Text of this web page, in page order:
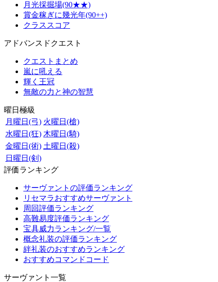
月光採掘場(90★★)
賞金稼ぎに幾光年(90++)
クラススコア
アドバンスドクエスト
クエストまとめ
嵐に吼える
輝く王冠
無敵の力と神の智慧
曜日極級
月曜日(弓) 火曜日(槍)
水曜日(狂) 木曜日(騎)
金曜日(術) 土曜日(殺)
日曜日(剣)
評価ランキング
サーヴァントの評価ランキング
リセマラおすすめサーヴァント
周回評価ランキング
高難易度評価ランキング
宝具威力ランキング/一覧
概念礼装の評価ランキング
絆礼装のおすすめランキング
おすすめコマンドコード
サーヴァント一覧